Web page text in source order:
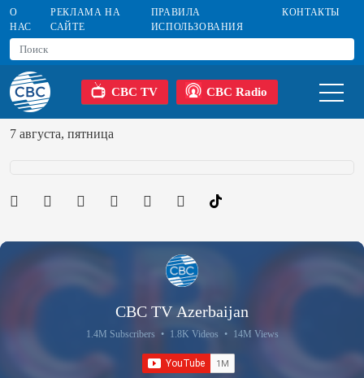
О
НАС
РЕКЛАМА НА
САЙТЕ
ПРАВИЛА
ИСПОЛЬЗОВАНИЯ
КОНТАКТЫ
CBC TV CBC Radio
7 августа, пятница
CBC TV Azerbaijan
1.4M Subscribers • 1.8K Videos • 14M Views